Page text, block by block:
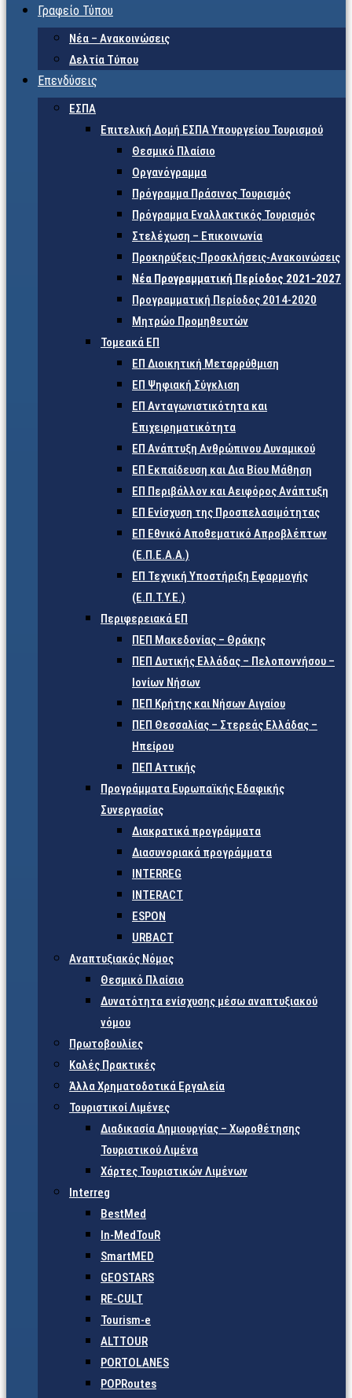
Γραφείο Τύπου
Νέα – Ανακοινώσεις
Δελτία Τύπου
Επενδύσεις
ΕΣΠΑ
Επιτελική Δομή ΕΣΠΑ Υπουργείου Τουρισμού
Θεσμικό Πλαίσιο
Οργανόγραμμα
Πρόγραμμα Πράσινος Τουρισμός
Πρόγραμμα Εναλλακτικός Τουρισμός
Στελέχωση – Επικοινωνία
Προκηρύξεις-Προσκλήσεις-Ανακοινώσεις
Νέα Προγραμματική Περίοδος 2021-2027
Προγραμματική Περίοδος 2014-2020
Μητρώο Προμηθευτών
Τομεακά ΕΠ
ΕΠ Διοικητική Μεταρρύθμιση
ΕΠ Ψηφιακή Σύγκλιση
ΕΠ Ανταγωνιστικότητα και
Επιχειρηματικότητα
ΕΠ Ανάπτυξη Ανθρώπινου Δυναμικού
ΕΠ Εκπαίδευση και Δια Βίου Μάθηση
ΕΠ Περιβάλλον και Αειφόρος Ανάπτυξη
ΕΠ Ενίσχυση της Προσπελασιμότητας
ΕΠ Εθνικό Αποθεματικό Απροβλέπτων
(Ε.Π.Ε.Α.Α.)
ΕΠ Τεχνική Υποστήριξη Εφαρμογής
(Ε.Π.Τ.Υ.Ε.)
Περιφερειακά ΕΠ
ΠΕΠ Μακεδονίας – Θράκης
ΠΕΠ Δυτικής Ελλάδας – Πελοποννήσου –
Ιονίων Νήσων
ΠΕΠ Κρήτης και Νήσων Αιγαίου
ΠΕΠ Θεσσαλίας – Στερεάς Ελλάδας –
Ηπείρου
ΠΕΠ Αττικής
Προγράμματα Ευρωπαϊκής Εδαφικής
Συνεργασίας
Διακρατικά προγράμματα
Διασυνοριακά προγράμματα
INTERREG
INTERACT
ESPON
URBACT
Αναπτυξιακός Νόμος
Θεσμικό Πλαίσιο
Δυνατότητα ενίσχυσης μέσω αναπτυξιακού
νόμου
Πρωτοβουλίες
Καλές Πρακτικές
Άλλα Χρηματοδοτικά Εργαλεία
Τουριστικοί Λιμένες
Διαδικασία Δημιουργίας – Χωροθέτησης
Τουριστικού Λιμένα
Χάρτες Τουριστικών Λιμένων
Interreg
BestMed
In-MedTouR
SmartMED
GEOSTARS
RE-CULT
Tourism-e
ALTTOUR
PORTOLANES
POPRoutes